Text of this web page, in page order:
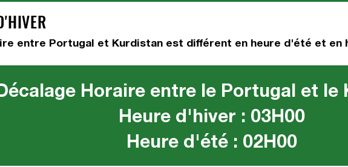
entre Portugal et Kurdistan est différent en heure d'été et en
Horaire entre le Portugal et le
Heure d'hiver : 03H00
Heure d'été : 02H00